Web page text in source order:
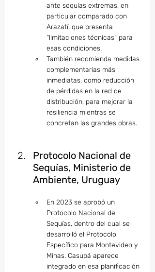
ante sequías extremas, en
particular comparado con
Arazatí, que presenta
“limitaciones técnicas” para
esas condiciones.
También recomienda medidas
complementarias más
inmediatas, como reducción
de pérdidas en la red de
distribución, para mejorar la
resiliencia mientras se
concretan las grandes obras.
Protocolo Nacional de
Sequías, Ministerio de
Ambiente, Uruguay
En 2023 se aprobó un
Protocolo Nacional de
Sequías, dentro del cual se
desarrolló el Protocolo
Específico para Montevideo y
Minas. Casupá aparece
integrado en esa planificación